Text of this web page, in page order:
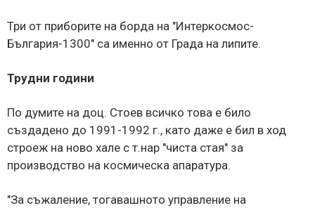
Три от приборите на борда на "Интеркосмос-
България-1300" са именно от Града на липите.
Трудни години
По думите на доц. Стоев всичко това е било
създадено до 1991-1992 г., като даже е бил в ход
строеж на ново хале с т.нар "чиста стая" за
производство на космическа апаратура.
"За съжаление, тогавашното управление на